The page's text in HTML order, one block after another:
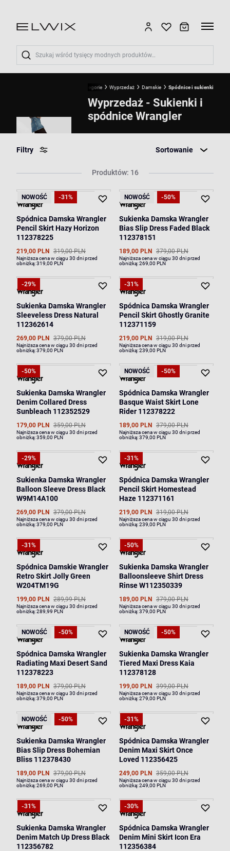
Wyszukaj
Kategorie Wyprzedaż Damskie Spódnice i sukienki
Wyprzedaż - Sukienki i
spódnice Wrangler
Filtry Sortowanie
Produktów: 16
NOWOŚĆ -31%
Spódnica Damska Wrangler
Pencil Skirt Hazy Horizon
112378225
219,00 PLN 319,00 PLN
Najniższa cena w ciągu 30 dni przed
obniżką:319,00 PLN
NOWOŚĆ -50%
Sukienka Damska Wrangler
Bias Slip Dress Faded Black
112378151
189,00 PLN 379,00 PLN
Najniższa cena w ciągu 30 dni przed
obniżką:269,00 PLN
-29%
Sukienka Damska Wrangler
Sleeveless Dress Natural
112362614
269,00 PLN 379,00 PLN
Najniższa cena w ciągu 30 dni przed
obniżką:379,00 PLN
-31%
Spódnica Damska Wrangler
Pencil Skirt Ghostly Granite
112371159
219,00 PLN 319,00 PLN
Najniższa cena w ciągu 30 dni przed
obniżką:239,00 PLN
-50%
Sukienka Damska Wrangler
Denim Collared Dress
Sunbleach 112352529
179,00 PLN 359,00 PLN
Najniższa cena w ciągu 30 dni przed
obniżką:359,00 PLN
NOWOŚĆ -50%
Spódnica Damska Wrangler
Basque Waist Skirt Lone
Rider 112378222
189,00 PLN 379,00 PLN
Najniższa cena w ciągu 30 dni przed
obniżką:379,00 PLN
-29%
Sukienka Damska Wrangler
Balloon Sleeve Dress Black
W9M14A100
269,00 PLN 379,00 PLN
Najniższa cena w ciągu 30 dni przed
obniżką:379,00 PLN
-31%
Spódnica Damska Wrangler
Pencil Skirt Homestead
Haze 112371161
219,00 PLN 319,00 PLN
Najniższa cena w ciągu 30 dni przed
obniżką:239,00 PLN
-31%
Spódnica Damskie Wrangler
Retro Skirt Jolly Green
W204TM19G
199,00 PLN 289,99 PLN
Najniższa cena w ciągu 30 dni przed
obniżką:289,99 PLN
-50%
Sukienka Damska Wrangler
Balloonsleeve Shirt Dress
Rinse W112350339
189,00 PLN 379,00 PLN
Najniższa cena w ciągu 30 dni przed
obniżką:379,00 PLN
NOWOŚĆ -50%
Spódnica Damska Wrangler
Radiating Maxi Desert Sand
112378223
189,00 PLN 379,00 PLN
Najniższa cena w ciągu 30 dni przed
obniżką:379,00 PLN
NOWOŚĆ -50%
Sukienka Damska Wrangler
Tiered Maxi Dress Kaia
112378128
199,00 PLN 399,00 PLN
Najniższa cena w ciągu 30 dni przed
obniżką:279,00 PLN
NOWOŚĆ -50%
Sukienka Damska Wrangler
Bias Slip Dress Bohemian
Bliss 112378430
189,00 PLN 379,00 PLN
Najniższa cena w ciągu 30 dni przed
obniżką:269,00 PLN
-31%
Spódnica Damska Wrangler
Denim Maxi Skirt Once
Loved 112356425
249,00 PLN 359,00 PLN
Najniższa cena w ciągu 30 dni przed
obniżką:249,00 PLN
-31%
Sukienka Damska Wrangler
Denim Match Up Dress Black
112356782
-30%
Spódnica Damska Wrangler
Denim Mini Skirt Icon Era
112356384